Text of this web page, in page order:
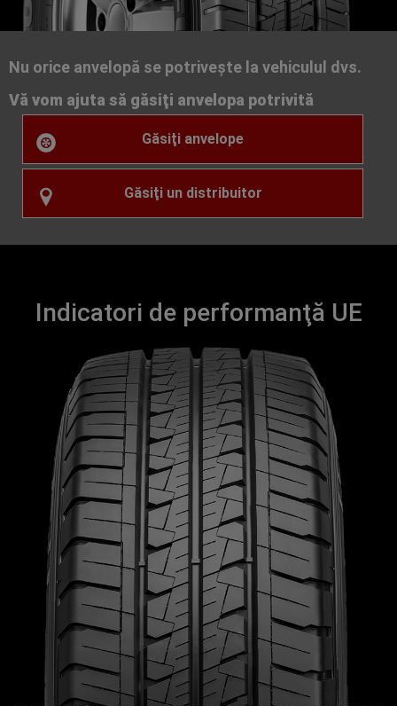
Nu orice anvelopă se potriveşte la vehiculul dvs.
Vă vom ajuta să găsiţi anvelopa potrivită
Găsiţi anvelope
Găsiţi un distribuitor
Indicatori de performanţă UE